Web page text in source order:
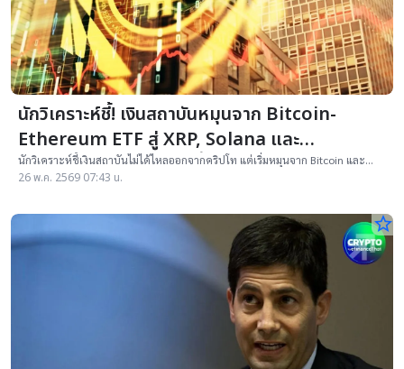
นักวิเคราะห์ชี้! เงินสถาบันหมุนจาก Bitcoin-
Ethereum ETF สู่ XRP, Solana และ
Hyperliquid ETF มากขึ้น
นักวิเคราะห์ชี้เงินสถาบันไม่ได้ไหลออกจากคริปโท แต่เริ่มหมุนจาก Bitcoin และ
Ethereum ETF ไปยัง XRP, Solana และ Hyperliquid ETF
26 พ.ค. 2569 07:43 น.
star_border